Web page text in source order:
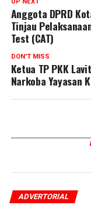
UP NEXT
Anggota DPRD
Tinjau
Test (CAT)
DON'T MISS
Ketua TP PKK
Narkoba Yayasan
ADVERTORIAL